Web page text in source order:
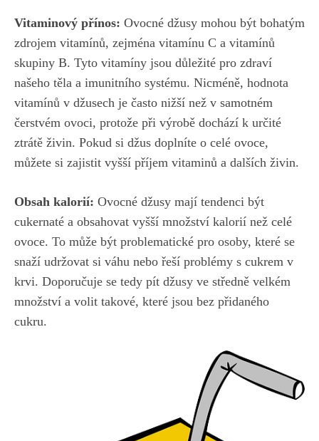
Vitaminový přínos: Ovocné džusy mohou být bohatým
zdrojem ⁤vitamínů, zejména vitamínu C​ a vitamínů
skupiny B. Tyto​ vitamíny jsou⁢ důležité pro zdraví
našeho‍ těla a imunitního systému. Nicméně, hodnota
vitamínů v‍ džusech je často nižší než v samotném
čerstvém ovoci, protože při výrobě dochází k ‍určité
ztrátě živin. Pokud si⁤ džus doplníte o ‌celé ovoce,
můžete si ⁢zajistit vyšší příjem vitaminů a dalších živin.
Obsah kalorií: ⁤Ovocné džusy mají tendenci být
cukernaté a obsahovat ‌vyšší množství kalorií než ​celé
ovoce. To může být ⁤problematické pro‌ osoby, které se
snaží udržovat si váhu nebo řeší problémy s ⁣cukrem v‌
krvi. Doporučuje ‌se tedy pít džusy ‌ve středně velkém​
množství a volit takové, které‌ jsou bez přidaného
cukru.